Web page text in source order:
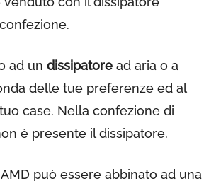
ad undissipatore ad aria o a
delle tue preferenze ed al
case. Nella confezione di
è presente il dissipatore.
può essere abbinato ad una